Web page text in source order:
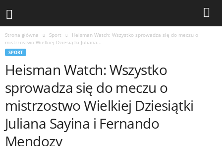
Strona główna Sport
Heisman Watch: Wszystko sprowadza się do meczu o
mistrzostwo Wielkiej Dziesiątki Juliana...
SPORT
Heisman Watch: Wszystko
sprowadza się do meczu o
mistrzostwo Wielkiej Dziesiątki
Juliana Sayina i Fernando
Mendozy